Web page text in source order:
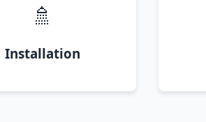
🚿
Installation